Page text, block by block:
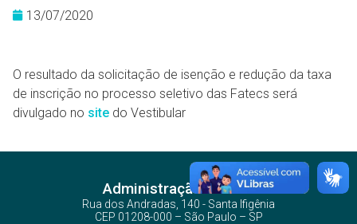
13/07/2020
O resultado da solicitação de isenção e redução da taxa
de inscrição no processo seletivo das Fatecs será
divulgado no site do Vestibular
Administração Central
Rua dos Andradas, 140 - Santa Ifigênia
CEP 01208-000 – São Paulo – SP